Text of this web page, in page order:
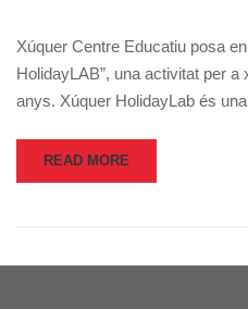
Xúquer Centre Educatiu posa
HolidayLAB”, una activitat per
anys. Xúquer HolidayLab és
READ MORE